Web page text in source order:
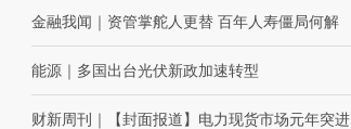
金融我闻 ｜ 资管掌舵人更替 百年人寿僵局何解
能源 ｜ 多国出台光伏新政加速转型
财新周刊 ｜ 【封面报道】电力现货市场元年突进